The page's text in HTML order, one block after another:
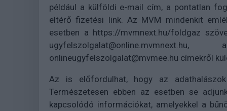
például a külföldi e-mail cím, a pontatlan
eltérő fizetési link. Az MVM mindenkit
esetben a https://mvmnext.hu/foldgaz
onlineugyfelszolgalat@mvmee.hu címekről
Az is előfordulhat, hogy az
Természetesen ebben az esetben se
kapcsolódó információkat, amelyekkel a